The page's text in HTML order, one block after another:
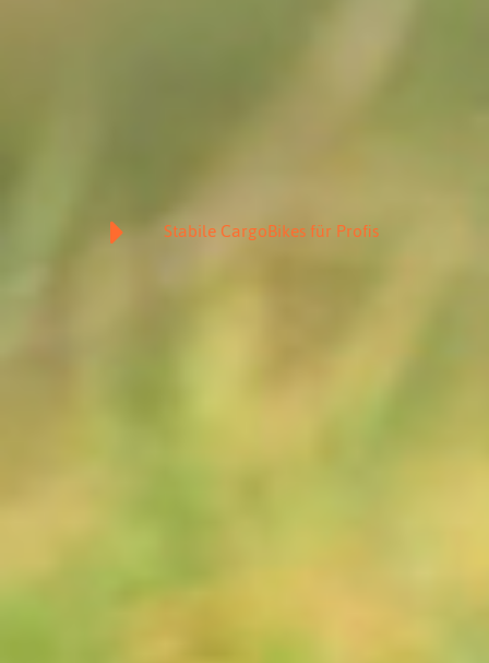
Stabile CargoBikes für Profis